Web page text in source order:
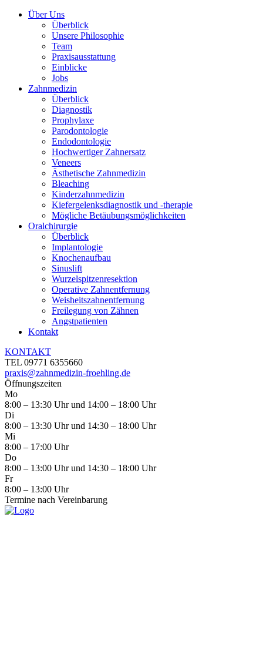
Über Uns
Überblick
Unsere Philosophie
Team
Praxis­ausstattung
Einblicke
Jobs
Zahn­medizin
Überblick
Diagnostik
Prophylaxe
Parodontologie
Endodontologie
Hochwertiger Zahnersatz
Veneers
Ästhetische Zahnmedizin
Bleaching
Kinder­zahnmedizin
Kiefergelenks­diagnostik und -therapie
Mögliche Betäubungs­möglichkeiten
Oralchirurgie
Überblick
Implantologie
Knochen­aufbau
Sinuslift
Wurzelspitzen­resektion
Operative Zahn­entfernung
Weisheits­zahn­entfernung
Freilegung von Zähnen
Angst­patienten
Kontakt
KONTAKT
TEL 09771 6355660
praxis@zahnmedizin-froehling.de
Öffnungszeiten
Mo
8:00 – 13:30 Uhr und 14:00 – 18:00 Uhr
Di
8:00 – 13:30 Uhr und 14:30 – 18:00 Uhr
Mi
8:00 – 17:00 Uhr
Do
8:00 – 13:00 Uhr und 14:30 – 18:00 Uhr
Fr
8:00 – 13:00 Uhr
Termine nach Vereinbarung